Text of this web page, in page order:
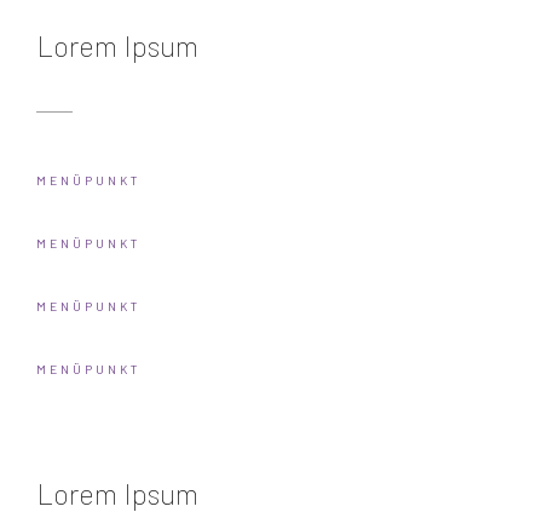
Lorem Ipsum
MENÜPUNKT
MENÜPUNKT
MENÜPUNKT
MENÜPUNKT
Lorem Ipsum